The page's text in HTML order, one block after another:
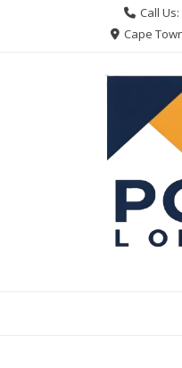
Call Us:
Cape